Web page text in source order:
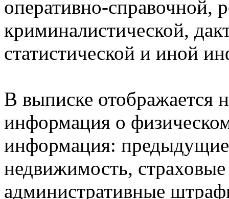
оперативно-справочной,
криминалистической,
статистической и иной
В выписке отображается
информация о
информация:
недвижимость,
административные